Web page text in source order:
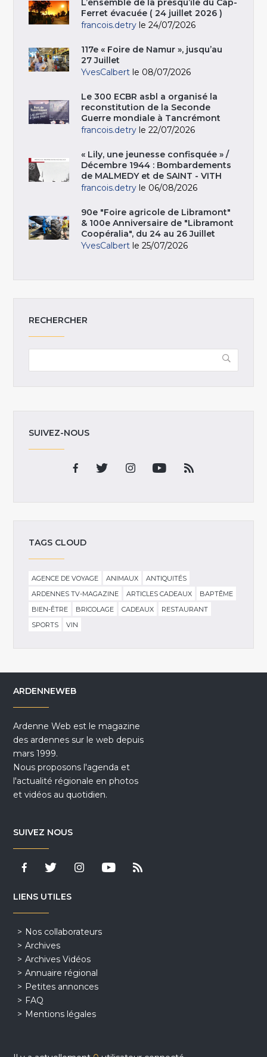
L’ensemble de la presqu’île du Cap-
Ferret évacuée ( 24 juillet 2026 )
francois.detry le 24/07/2026
117e « Foire de Namur », jusqu’au
27 Juillet
YvesCalbert le 08/07/2026
Le 300 ECBR asbl a organisé la
reconstitution de la Seconde
Guerre mondiale à Tancrémont
francois.detry le 22/07/2026
« Lily, une jeunesse confisquée » /
Décembre 1944 : Bombardements
de MALMEDY et de SAINT - VITH
francois.detry le 06/08/2026
90e "Foire agricole de Libramont"
& 100e Anniversaire de "Libramont
Coopéralia", du 24 au 26 Juillet
YvesCalbert le 25/07/2026
RECHERCHER
SUIVEZ-NOUS
TAGS CLOUD
AGENCE DE VOYAGE ANIMAUX
ANTIQUITÉS
ARDENNES TV-MAGAZINE
ARTICLES CADEAUX
BAPTÊME
BIEN-ÊTRE
BRICOLAGE CADEAUX
RESTAURANT
SPORTS
VIN
ARDENNEWEB
Ardenne Web est le magazine
des ardennes sur le web depuis
mars 1999.
Nous proposons l'agenda et
l'actualité régionale en photos
et vidéos au quotidien.
SUIVEZ NOUS
LIENS UTILES
Nos collaborateurs
Archives
Archives Vidéos
Annuaire régional
Petites annonces
FAQ
Mentions légales